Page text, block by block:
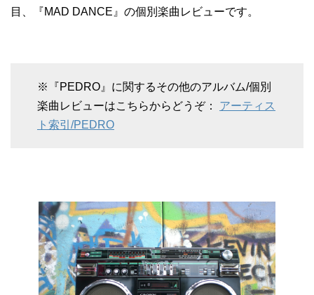
目、『MAD DANCE』の個別楽曲レビューです。
※『PEDRO』に関するその他のアルバム/個別
楽曲レビューはこちらからどうぞ： アーティス
ト索引/PEDRO